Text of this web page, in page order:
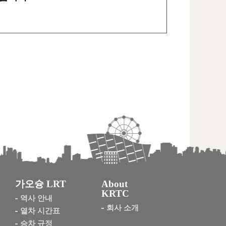
가오슝 LRT
역사 안내
열차 시간표
승차 규정
About
KRTC
회사 소개